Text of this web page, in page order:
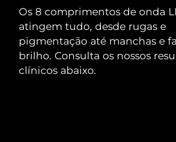
Os 8 comprimentos de onda
atingem tudo, desde rugas e
pigmentação até manchas e
brilho. Consulta os nossos
clínicos abaixo.
Advanced pore care
For healthy hair
issa™ Teeth
18% PAP
Cosméticos Homens
Israel
Itália